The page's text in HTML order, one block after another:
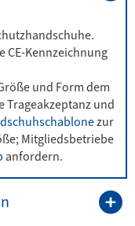
CE-Kennzeichnung
und Form dem
Trageakzeptanz und
zur
Mitgliedsbetriebe
anfordern.